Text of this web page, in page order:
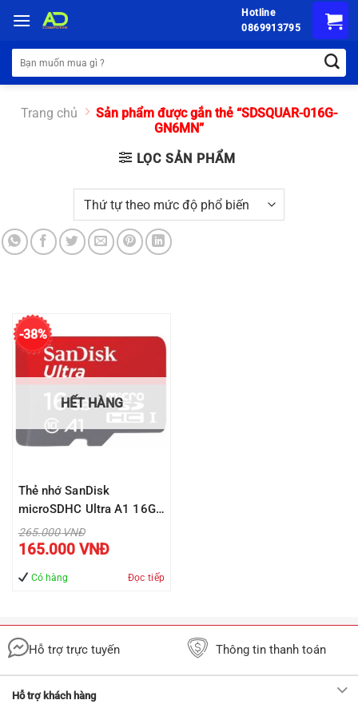
đến
nội
dung
Hotline
0869913795
Tìm
kiếm:
Trang chủ
Sản phẩm được gắn thẻ “SDSQUAR-016G-
GN6MN”
LỌC SẢN PHẨM
-38%
HẾT HÀNG
Thẻ nhớ SanDisk
microSDHC Ultra A1 16GB
98MB/s ( SDSQUAR-016G-
GN6MN )
265.000VNĐ
Giá
gốc
là:
165.000 VNĐ
165.000 VNĐ.
Có hàng Đọc tiếp
Hỗ trợ trực tuyến Thông tin thanh toán
Hỗ trợ khách hàng